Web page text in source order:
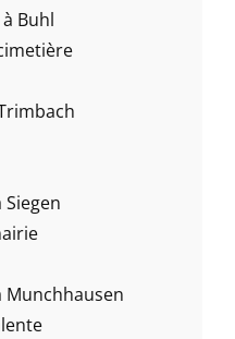
Buhl
Munchhausen